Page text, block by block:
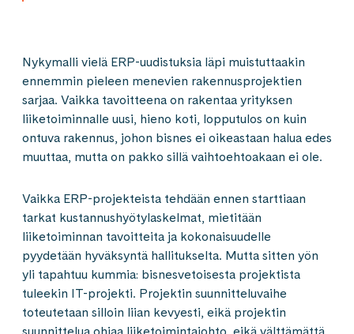
Nykymalli vielä ERP-uudistuksia läpi muistuttaakin
ennemmin pieleen menevien rakennusprojektien
sarjaa. Vaikka tavoitteena on rakentaa yrityksen
liiketoiminnalle uusi, hieno koti, lopputulos on kuin
ontuva rakennus, johon bisnes ei oikeastaan halua edes
muuttaa, mutta on pakko sillä vaihtoehtoakaan ei ole.
Vaikka ERP-projekteista tehdään ennen starttiaan
tarkat kustannushyötylaskelmat, mietitään
liiketoiminnan tavoitteita ja kokonaisuudelle
pyydetään hyväksyntä hallitukselta. Mutta sitten yön
yli tapahtuu kummia: bisnesvetoisesta projektista
tuleekin IT-projekti. Projektin suunnitteluvaihe
toteutetaan silloin liian kevyesti, eikä projektin